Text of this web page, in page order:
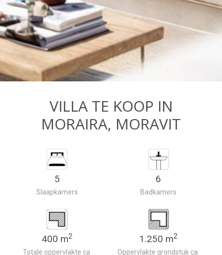
VILLA TE KOOP IN
MORAIRA, MORAVIT
5
Slaapkamers
6
Badkamers
400 m2
Totale oppervlakte ca.
1.250 m2
Oppervlakte grondstuk ca.